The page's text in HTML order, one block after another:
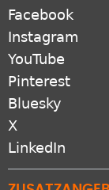
SOZIALE
Facebook
Instagram
YouTube
Pinterest
Bluesky
X